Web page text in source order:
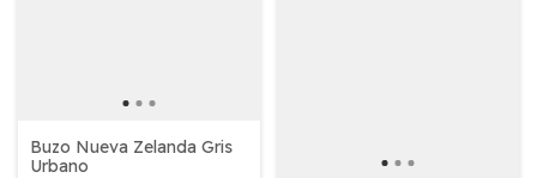
Buzo Nueva Zelanda Gris
Urbano